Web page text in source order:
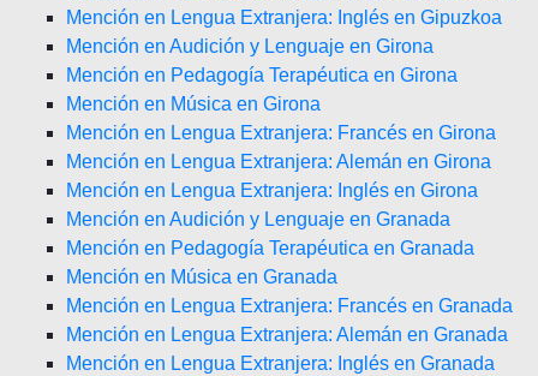
Mención en Lengua Extranjera: Inglés en Gipuzkoa
Mención en Audición y Lenguaje en Girona
Mención en Pedagogía Terapéutica en Girona
Mención en Música en Girona
Mención en Lengua Extranjera: Francés en Girona
Mención en Lengua Extranjera: Alemán en Girona
Mención en Lengua Extranjera: Inglés en Girona
Mención en Audición y Lenguaje en Granada
Mención en Pedagogía Terapéutica en Granada
Mención en Música en Granada
Mención en Lengua Extranjera: Francés en Granada
Mención en Lengua Extranjera: Alemán en Granada
Mención en Lengua Extranjera: Inglés en Granada